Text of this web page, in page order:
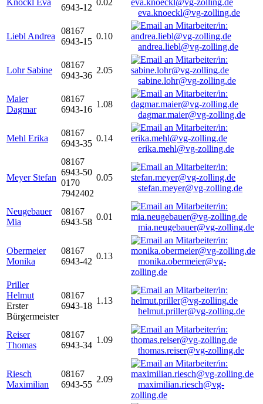
Knöckl Eva
6943-12
0.02
eva.knoeckl@vg-zolling.de
Liebl Andrea
08167
6943-15
0.10
andrea.liebl@vg-zolling.de
Lohr Sabine
08167
6943-36
2.05
sabine.lohr@vg-zolling.de
Maier
Dagmar
08167
6943-16
1.08
dagmar.maier@vg-zolling.de
Mehl Erika
08167
6943-35
0.14
erika.mehl@vg-zolling.de
Meyer Stefan
08167
6943-50
0170
7942402
0.05
stefan.meyer@vg-zolling.de
Neugebauer
Mia
08167
6943-58
0.01
mia.neugebauer@vg-zolling.de
Obermeier
Monika
08167
6943-42
0.13
monika.obermeier@vg-
zolling.de
Priller
Helmut
Erster
Bürgermeister
08167
6943-18
1.13
helmut.priller@vg-zolling.de
Reiser
Thomas
08167
6943-34
1.09
thomas.reiser@vg-zolling.de
Riesch
Maximilian
08167
6943-55
2.09
maximilian.riesch@vg-
zolling.de